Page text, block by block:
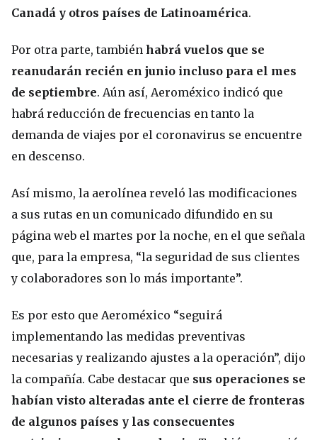
Canadá y otros países de Latinoamérica.
Por otra parte, también habrá vuelos que se
reanudarán recién en junio incluso para el mes
de septiembre. Aún así, Aeroméxico indicó que
habrá reducción de frecuencias en tanto la
demanda de viajes por el coronavirus se encuentre
en descenso.
Así mismo, la aerolínea reveló las modificaciones
a sus rutas en un comunicado difundido en su
página web el martes por la noche, en el que señala
que, para la empresa, “la seguridad de sus clientes
y colaboradores son lo más importante”.
Es por esto que Aeroméxico “seguirá
implementando las medidas preventivas
necesarias y realizando ajustes a la operación”, dijo
la compañía. Cabe destacar que sus operaciones se
habían visto alteradas ante el cierre de fronteras
de algunos países y las consecuentes